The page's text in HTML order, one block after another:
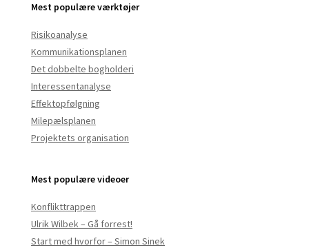
Mest populære værktøjer
Risikoanalyse
Kommunikationsplanen
Det dobbelte bogholderi
Interessentanalyse
Effektopfølgning
Milepælsplanen
Projektets organisation
Mest populære videoer
Konflikttrappen
Ulrik Wilbek – Gå forrest!
Start med hvorfor – Simon Sinek